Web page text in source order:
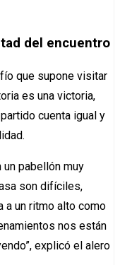
del encuentro
que supone visitar
es una victoria,
cuenta igual y
un pabellón muy
son difíciles,
a un ritmo alto como
nos están
explicó el alero